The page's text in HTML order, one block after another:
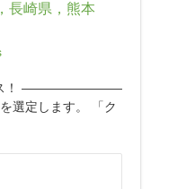
長崎県，熊本
ャンス！ ――――――――
選定します。 「ク